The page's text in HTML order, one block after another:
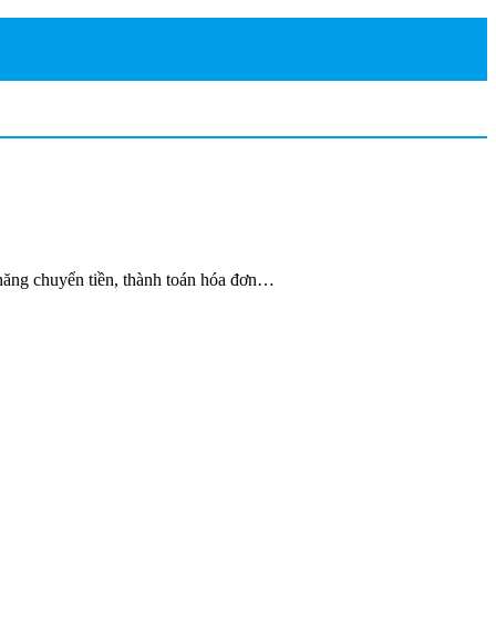
chuyển tiền, thành toán hóa đơn…